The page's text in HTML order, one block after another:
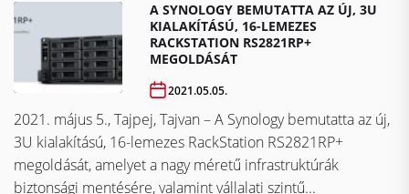
A SYNOLOGY BEMUTATTA AZ ÚJ, 3U
KIALAKÍTÁSÚ, 16-LEMEZES
RACKSTATION RS2821RP+
MEGOLDÁSÁT
2021.05.05.
2021. május 5., Tajpej, Tajvan – A Synology bemutatta az új,
3U kialakítású, 16-lemezes RackStation RS2821RP+
megoldását, amelyet a nagy méretű infrastruktúrák
biztonsági mentésére, valamint vállalati szintű...